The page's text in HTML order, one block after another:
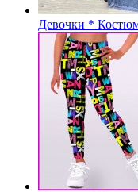
Девочки *